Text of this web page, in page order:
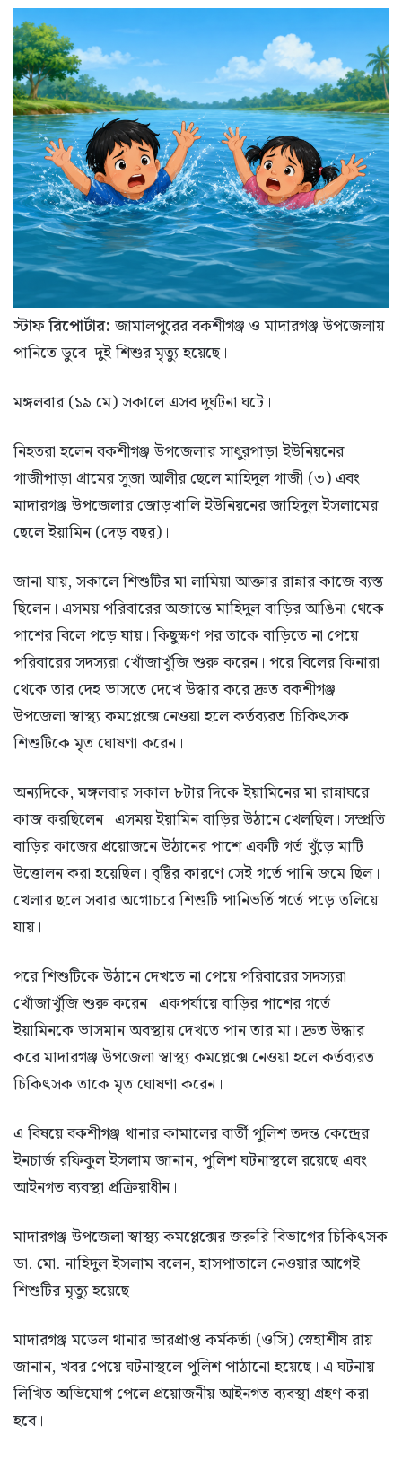
স্টাফ রিপোর্টার: জামালপুরের বকশীগঞ্জ ও মাদারগঞ্জ উপজেলায়
পানিতে ডুবে দুই শিশুর মৃত্যু হয়েছে।
মঙ্গলবার (১৯ মে) সকালে এসব দুর্ঘটনা ঘটে।
নিহতরা হলেন বকশীগঞ্জ উপজেলার সাধুরপাড়া ইউনিয়নের
গাজীপাড়া গ্রামের সুজা আলীর ছেলে মাহিদুল গাজী (৩) এবং
মাদারগঞ্জ উপজেলার জোড়খালি ইউনিয়নের জাহিদুল ইসলামের
ছেলে ইয়ামিন (দেড় বছর)।
জানা যায়, সকালে শিশুটির মা লামিয়া আক্তার রান্নার কাজে ব্যস্ত
ছিলেন। এসময় পরিবারের অজান্তে মাহিদুল বাড়ির আঙিনা থেকে
পাশের বিলে পড়ে যায়। কিছুক্ষণ পর তাকে বাড়িতে না পেয়ে
পরিবারের সদস্যরা খোঁজাখুঁজি শুরু করেন। পরে বিলের কিনারা
থেকে তার দেহ ভাসতে দেখে উদ্ধার করে দ্রুত বকশীগঞ্জ
উপজেলা স্বাস্থ্য কমপ্লেক্সে নেওয়া হলে কর্তব্যরত চিকিৎসক
শিশুটিকে মৃত ঘোষণা করেন।
অন্যদিকে, মঙ্গলবার সকাল ৮টার দিকে ইয়ামিনের মা রান্নাঘরে
কাজ করছিলেন। এসময় ইয়ামিন বাড়ির উঠানে খেলছিল। সম্প্রতি
বাড়ির কাজের প্রয়োজনে উঠানের পাশে একটি গর্ত খুঁড়ে মাটি
উত্তোলন করা হয়েছিল। বৃষ্টির কারণে সেই গর্তে পানি জমে ছিল।
খেলার ছলে সবার অগোচরে শিশুটি পানিভর্তি গর্তে পড়ে তলিয়ে
যায়।
পরে শিশুটিকে উঠানে দেখতে না পেয়ে পরিবারের সদস্যরা
খোঁজাখুঁজি শুরু করেন। একপর্যায়ে বাড়ির পাশের গর্তে
ইয়ামিনকে ভাসমান অবস্থায় দেখতে পান তার মা। দ্রুত উদ্ধার
করে মাদারগঞ্জ উপজেলা স্বাস্থ্য কমপ্লেক্সে নেওয়া হলে কর্তব্যরত
চিকিৎসক তাকে মৃত ঘোষণা করেন।
এ বিষয়ে বকশীগঞ্জ থানার কামালের বার্তী পুলিশ তদন্ত কেন্দ্রের
ইনচার্জ রফিকুল ইসলাম জানান, পুলিশ ঘটনাস্থলে রয়েছে এবং
আইনগত ব্যবস্থা প্রক্রিয়াধীন।
মাদারগঞ্জ উপজেলা স্বাস্থ্য কমপ্লেক্সের জরুরি বিভাগের চিকিৎসক
ডা. মো. নাহিদুল ইসলাম বলেন, হাসপাতালে নেওয়ার আগেই
শিশুটির মৃত্যু হয়েছে।
মাদারগঞ্জ মডেল থানার ভারপ্রাপ্ত কর্মকর্তা (ওসি) স্নেহাশীষ রায়
জানান, খবর পেয়ে ঘটনাস্থলে পুলিশ পাঠানো হয়েছে। এ ঘটনায়
লিখিত অভিযোগ পেলে প্রয়োজনীয় আইনগত ব্যবস্থা গ্রহণ করা
হবে।